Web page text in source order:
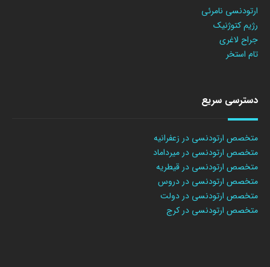
ارتودنسی نامرئی
رژیم کتوژنیک
جراح لاغری
تام استخر
دسترسی سریع
متخصص ارتودنسی در زعفرانیه
متخصص ارتودنسی در میرداماد
متخصص ارتودنسی در قیطریه
متخصص ارتودنسی در دروس
متخصص ارتودنسی در دولت
متخصص ارتودنسی در کرج